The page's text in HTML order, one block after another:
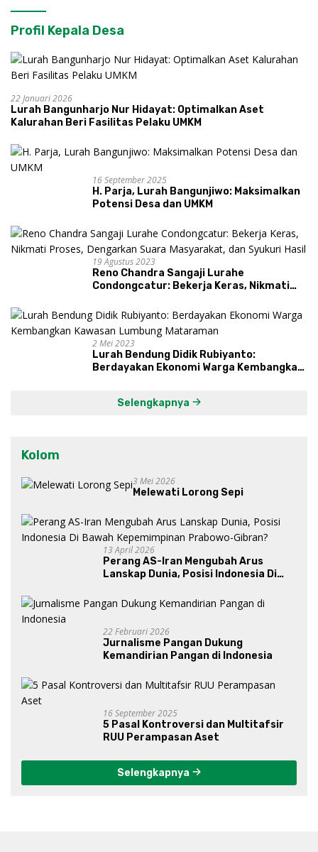
Profil Kepala Desa
22 Januari 2026
Lurah Bangunharjo Nur Hidayat: Optimalkan Aset
Kalurahan Beri Fasilitas Pelaku UMKM
16 September 2025
H. Parja, Lurah Bangunjiwo: Maksimalkan
Potensi Desa dan UMKM
19 Agustus 2023
Reno Chandra Sangaji Lurahe
Condongcatur: Bekerja Keras, Nikmati
dan Syukuri Hasil
2 Mei 2023
Lurah Bendung Didik Rubiyanto:
Berdayakan Ekonomi Warga Kembangkan
Selengkapnya
Kolom
3 Mei 2026
Melewati Lorong Sepi
13 April 2026
Perang AS-Iran Mengubah Arus
Lanskap Dunia, Posisi Indonesia Di
Gibran?
22 Februari 2026
Jurnalisme Pangan Dukung
Kemandirian Pangan di Indonesia
16 September 2025
5 Pasal Kontroversi dan Multitafsir
RUU Perampasan Aset
Selengkapnya